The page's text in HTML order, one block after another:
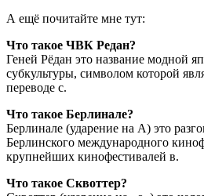
А ещё почитайте мне тут:
Что такое ЧВК Редан?
Геней Рёдан это название модной
субкультуры, символом которой
переводе с.
Что такое Берлинале?
Берлинале (ударение на А) это
Берлинского международного
крупнейших кинофестивалей в.
Что такое Сквоттер?